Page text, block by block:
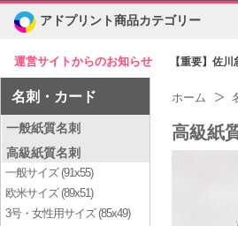
運営サイトからのお知らせ 【重要】佐
アドプリント商品カテゴリー
名刺・カード
一般紙質名刺
高級紙質名刺
一般サイズ (91x55)
欧米サイズ (89x51)
3号・女性用サイズ (85x49)
ホーム
高級紙